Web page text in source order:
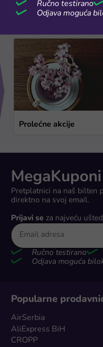
Vidi više
Prolećne akcije
Pretplatnici na naš bilten
direktno na svoj email.
Prijavi se za najveću
Ručno testirano
Odjava moguća
Popularne
AirSerbia
AliExpress BiH
CROPP
Ručno testirano
Odjava moguća